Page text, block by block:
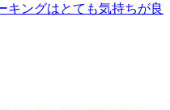
キングはとても気持ちが良